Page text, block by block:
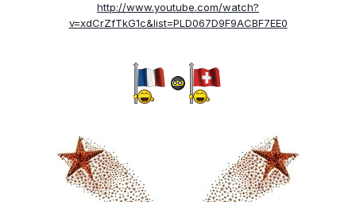
http://www.youtube.com/watch?
v=xdCrZfTkG1c&list=PLD067D9F9ACBF7EE0